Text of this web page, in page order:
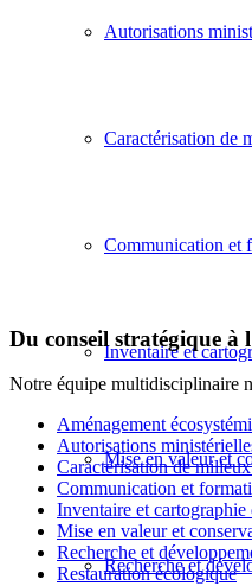
Autorisations
Caractérisation de
Communication et
Inventaire et
Mise en valeur et
Recherche et
Du conseil stratégique à
Notre équipe multidisciplinaire
Aménagement
Autorisations
Caractérisation de
Communication et
Inventaire et
Mise en valeur et
Recherche et
Restauration écologique